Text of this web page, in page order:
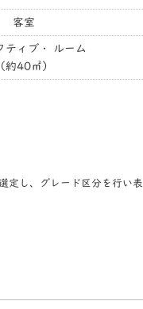
客室
ティブ・ ルーム
（約40㎡）
定し、グレード区分を行い表